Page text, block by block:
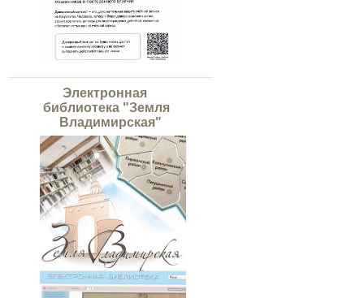
Электронная
библиотека "Земля
Владимирская"